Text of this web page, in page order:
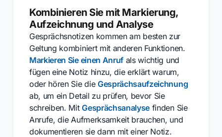
Kombinieren Sie mit Markierung,
Aufzeichnung und Analyse
Gesprächsnotizen kommen am besten zur
Geltung kombiniert mit anderen Funktionen.
Markieren Sie einen Anruf als wichtig und
fügen eine Notiz hinzu, die erklärt warum,
oder hören Sie die Gesprächsaufzeichnung
ab, um ein Detail zu prüfen, bevor Sie
schreiben. MitGesprächsanalyse finden Sie
Anrufe, die Aufmerksamkeit brauchen, und
dokumentieren sie dann mit einer Notiz.